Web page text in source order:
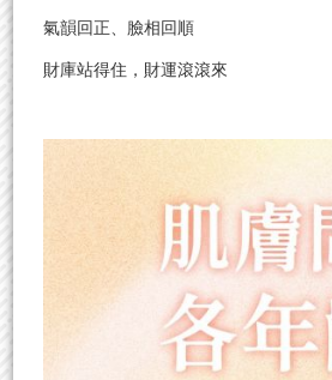
氣韻回正、臉相回順
財庫站得住，財運滾滾來